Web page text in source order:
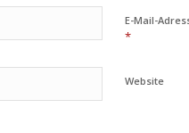
E-Mail-
*
Website